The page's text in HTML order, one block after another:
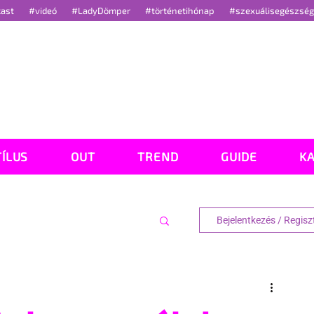
#videó #LadyDömper #történetihónap
OUT TREND GUIDE
Bejelentkezés /